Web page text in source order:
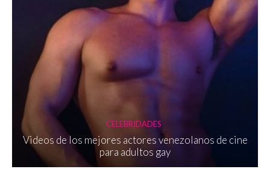
CELEBRIDADES
Videos de los mejores actores venezolanos de cine
para adultos gay